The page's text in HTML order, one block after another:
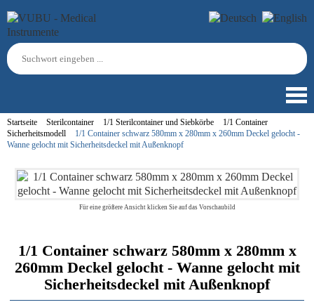
Startseite Sterilcontainer 1/1 Sterilcontainer und Siebkörbe
1/1 Container
Sicherheitsmodell
1/1 Container schwarz 580mm x 280mm x 260mm Deckel gelocht -
Wanne gelocht mit Sicherheitsdeckel mit Außenknopf
Für eine größere Ansicht klicken Sie auf das Vorschaubild
1/1 Container schwarz 580mm x 280mm x
260mm Deckel gelocht - Wanne gelocht mit
Sicherheitsdeckel mit Außenknopf